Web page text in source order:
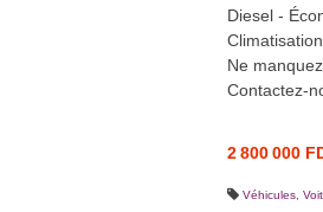
Diesel -
Ne
Contactez-
2 800 000
Véhicules